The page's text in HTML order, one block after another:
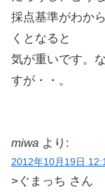
採点基準がわか
くとなると
気が重いです。
すが・・。
miwa より:
2012年10月19日
>ぐまっち さん